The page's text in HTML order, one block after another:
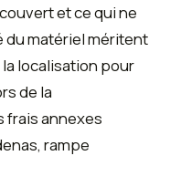
et ce qui ne
du matériel méritent
localisation pour
de la
frais annexes
rampe